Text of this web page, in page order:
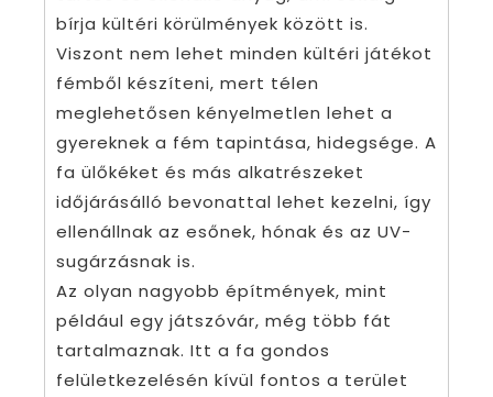
bírja kültéri körülmények között is.
Viszont nem lehet minden kültéri játékot
fémből készíteni, mert télen
meglehetősen kényelmetlen lehet a
gyereknek a fém tapintása, hidegsége. A
fa ülőkéket és más alkatrészeket
időjárásálló bevonattal lehet kezelni, így
ellenállnak az esőnek, hónak és az UV-
sugárzásnak is.
Az olyan nagyobb építmények, mint
például egy játszóvár, még több fát
tartalmaznak. Itt a fa gondos
felületkezelésén kívül fontos a terület